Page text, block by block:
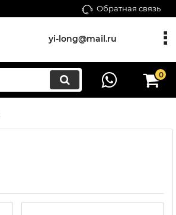
Обратная связь
yi-long@mail.ru
0